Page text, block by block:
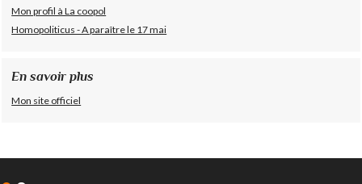
Mon profil à La coopol
Homopoliticus - A paraître le 17 mai
En savoir plus
Mon site officiel